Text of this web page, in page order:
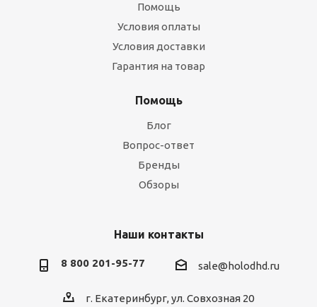
Помощь
Условия оплаты
Условия доставки
Гарантия на товар
Помощь
Блог
Вопрос-ответ
Бренды
Обзоры
Наши контакты
8 800 201-95-77 sale@holodhd.ru
г. Екатеринбург, ул. Совхозная 20